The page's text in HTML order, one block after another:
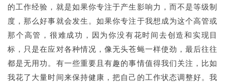
的工作经验，就是如果你专注于产生影响力，而不是等级制
度，那么好事就会发生。如果你专注于我想成为这个高管或
那个高管，很难成功，因为你没有花时间去创造和实现目
标，只是在应对各种情况，像无头苍蝇一样使劲，最后往往
都是无用功。有一些重要且有趣的事情值得我们关注，比如
我花了大量时间来保持健康，把自己的工作状态调整好。我